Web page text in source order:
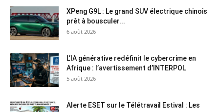
XPeng G9L : Le grand SUV électrique chinois
prêt à bousculer...
6 août 2026
L’IA générative redéfinit le cybercrime en
Afrique : l’avertissement d’INTERPOL
5 août 2026
Alerte ESET sur le Télétravail Estival : Les